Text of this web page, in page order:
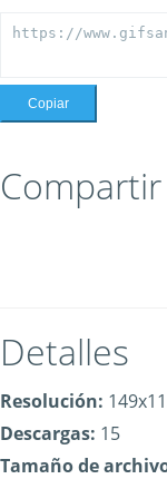
Copiar
Detalles
Resolución:
Descargas: 15
Tamaño de